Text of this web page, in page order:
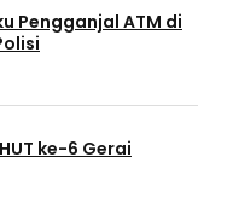
Pengganjal ATM di
ke-6 Gerai